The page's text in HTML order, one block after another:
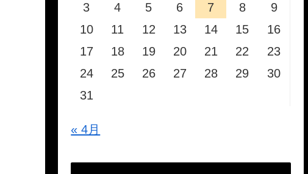
3
4 5 6 7 8
9
10
11 12 13 14 15
16
17
18 19 20 21 22
23
24
25 26 27 28 29
30
31
« 4月